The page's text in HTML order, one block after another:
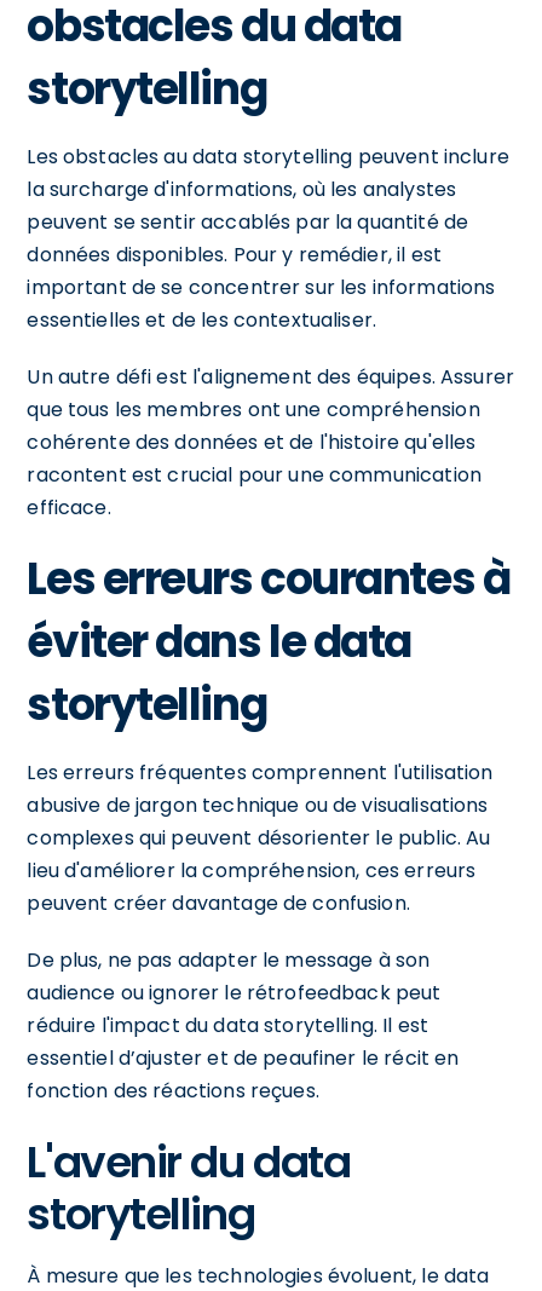
obstacles du data
storytelling
Les obstacles au data storytelling peuvent inclure
la surcharge d'informations, où les analystes
peuvent se sentir accablés par la quantité de
données disponibles. Pour y remédier, il est
important de se concentrer sur les informations
essentielles et de les contextualiser.
Un autre défi est l'alignement des équipes. Assurer
que tous les membres ont une compréhension
cohérente des données et de l'histoire qu'elles
racontent est crucial pour une communication
efficace.
Les erreurs courantes à
éviter dans le data
storytelling
Les erreurs fréquentes comprennent l'utilisation
abusive de jargon technique ou de visualisations
complexes qui peuvent désorienter le public. Au
lieu d'améliorer la compréhension, ces erreurs
peuvent créer davantage de confusion.
De plus, ne pas adapter le message à son
audience ou ignorer le rétrofeedback peut
réduire l'impact du data storytelling. Il est
essentiel d’ajuster et de peaufiner le récit en
fonction des réactions reçues.
L'avenir du data
storytelling
À mesure que les technologies évoluent, le data